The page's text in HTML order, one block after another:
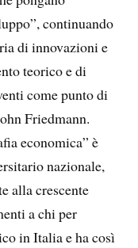
continuando
di innovazioni e
teorico e di
come punto di
Friedmann.
economica” è
nazionale,
alla crescente
a chi per
in Italia e ha così